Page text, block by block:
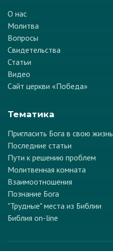
О нас
Молитва
Вопросы
Свидетельства
Статьи
Видео
Сайт церкви «Победа»
Тематика
Пригласить Бога в свою жизнь
Последние статьи
Пути к решению проблем
Молитвенная комната
Взаимоотношения
Познание Бога
"Трудные" места из Библии
Библия on-line